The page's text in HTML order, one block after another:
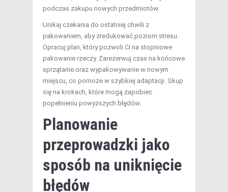
podczas zakupu nowych przedmiotów.
Unikaj czekania do ostatniej chwili z
pakowaniem, aby zredukować poziom stresu.
Opracuj plan, który pozwoli Ci na stopniowe
pakowanie rzeczy. Zarezerwuj czas na końcowe
sprzątanie oraz wypakowywanie w nowym
miejscu, co pomoże w szybkiej adaptacji. Skup
się na krokach, które mogą zapobiec
popełnieniu powyższych błędów.
Planowanie
przeprowadzki jako
sposób na uniknięcie
błędów